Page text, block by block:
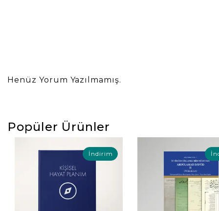
Henüz Yorum Yazılmamış.
Popüler Ürünler
İndirim